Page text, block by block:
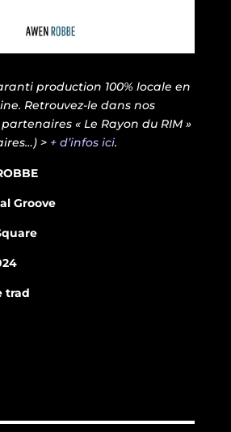
production 100% locale en
Retrouvez-le dans nos
« Le Rayon du RIM »
> + d’infos ici.
Groove
trad